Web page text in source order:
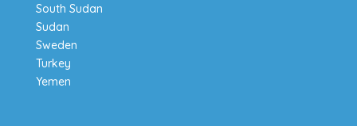
South Sudan
Sudan
Sweden
Turkey
Yemen